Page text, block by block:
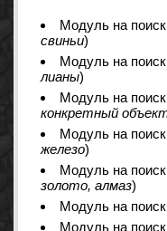
Модуль на
свиньи)
Модуль на
лианы)
Модуль на
конкретный
Модуль на
железо)
Модуль на
золото, алмаз)
Модуль на
Модуль на